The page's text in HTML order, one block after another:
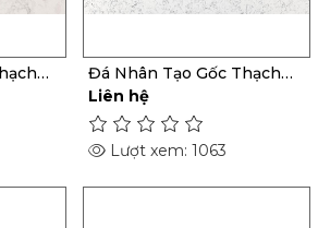
Đá Nhân Tạo Gốc Thạch
Anh Lara
Liên hệ
Lượt xem: 1063